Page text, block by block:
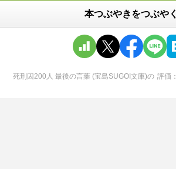
本つぶやきをつぶやく
死刑囚200人 最後の言葉 (宝島SUGOI文庫)の 評価